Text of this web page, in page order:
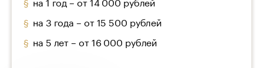
на 3 года – от 15 500 рублей
на 5 лет – от 16 000 рублей